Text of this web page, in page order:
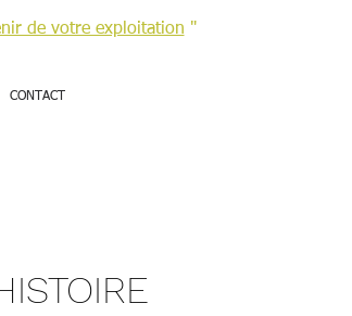
de votre exploitation "
CONTACT